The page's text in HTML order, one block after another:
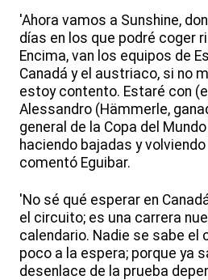
'Ahora vamos a Sunshine,
días en los que podré coger
Encima, van los equipos de
Canadá y el austriaco, si no
estoy contento. Estaré con
Alessandro (Hämmerle,
general de la Copa del
haciendo bajadas y
comentó Eguibar.
'No sé qué esperar en
el circuito; es una carrera
calendario. Nadie se sabe el
poco a la espera; porque ya
desenlace de la prueba